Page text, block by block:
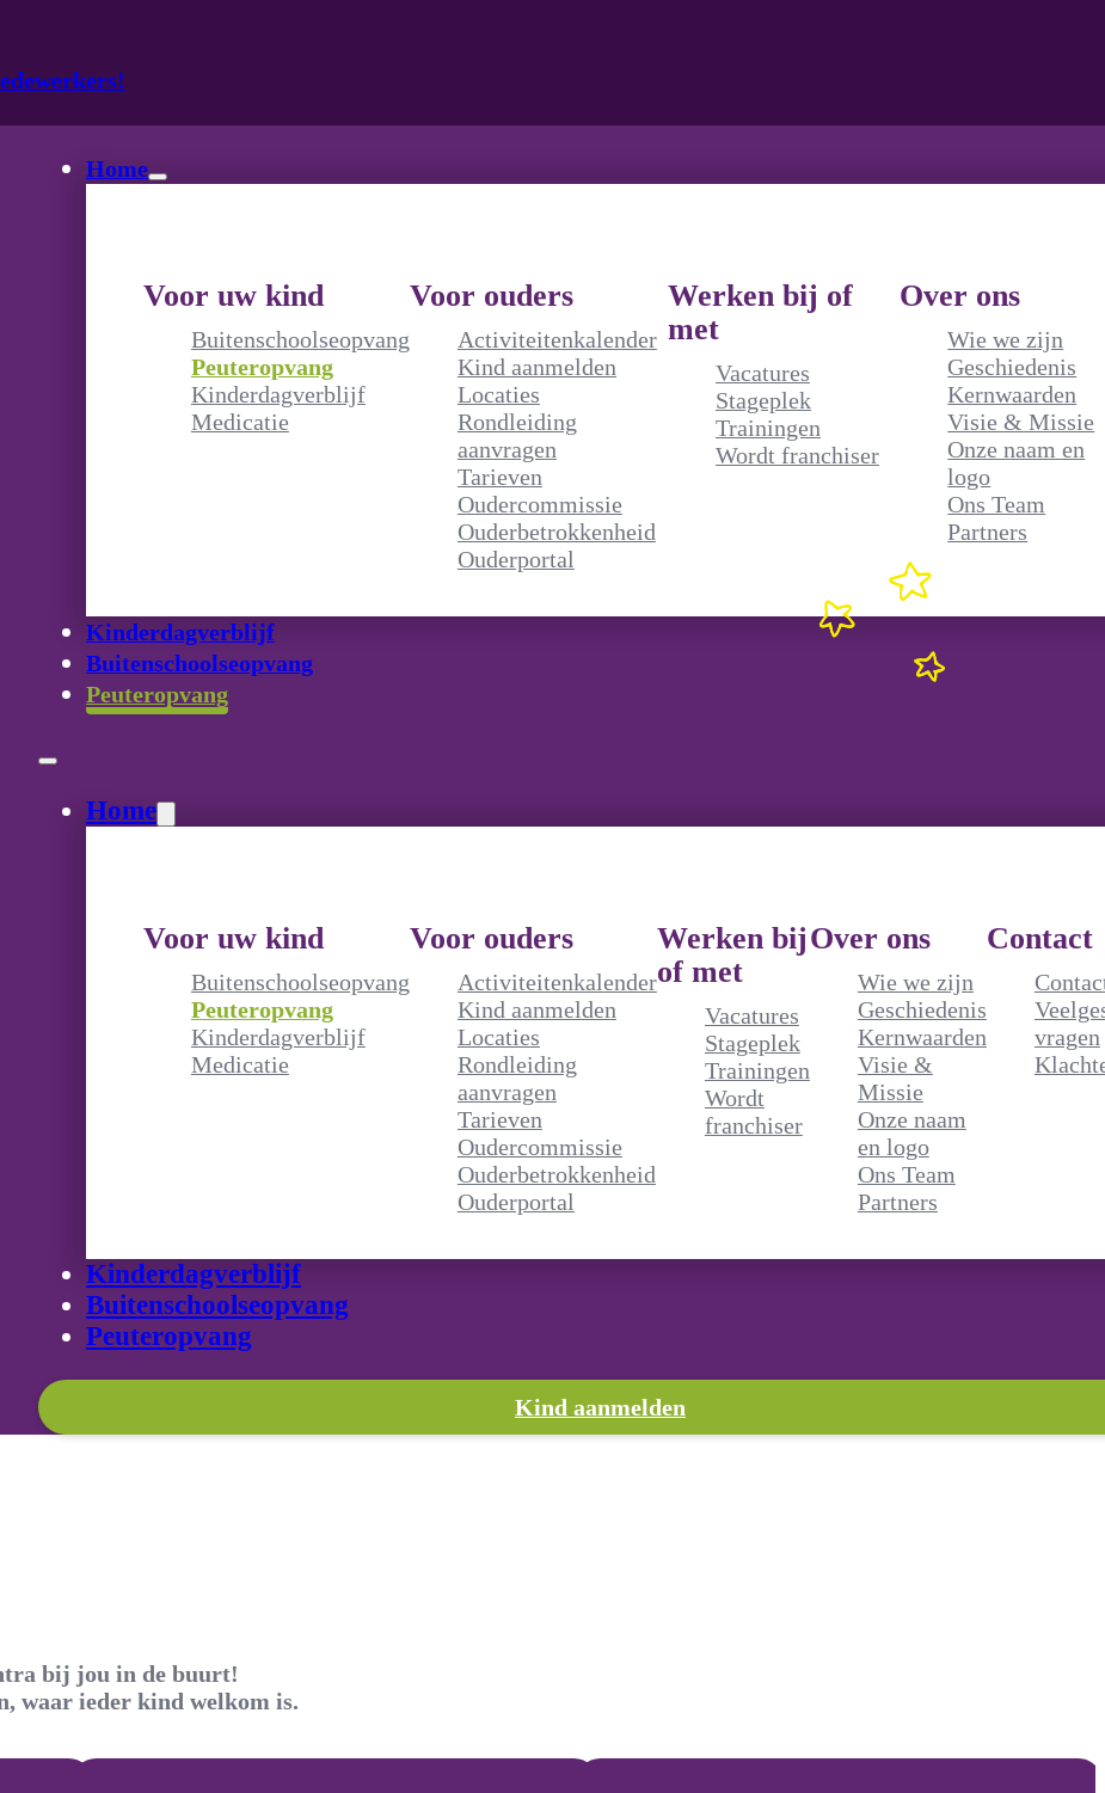
Home
Voor uw kind
Buitenschoolseopvang
Peuteropvang
Kinderdagverblijf
Medicatie
Voor ouders
Activiteitenkalender
Kind aanmelden
Locaties
Rondleiding
aanvragen
Tarieven
Oudercommissie
Ouderbetrokkenheid
Ouderportal
Werken bij of
met
Vacatures
Stageplek
Trainingen
Wordt franchiser
Over ons
Wie we zijn
Geschiedenis
Kernwaarden
Visie & Missie
Onze naam en
logo
Ons Team
Partners
Kinderdagverblijf
Buitenschoolseopvang
Peuteropvang
Home
Voor uw kind
Buitenschoolseopvang
Peuteropvang
Kinderdagverblijf
Medicatie
Voor ouders
Activiteitenkalender
Kind aanmelden
Locaties
Rondleiding
aanvragen
Tarieven
Oudercommissie
Ouderbetrokkenheid
Ouderportal
Werken bij
of met
Vacatures
Stageplek
Trainingen
Wordt
franchiser
Over ons
Wie we zijn
Geschiedenis
Kernwaarden
Visie &
Missie
Onze naam
en logo
Ons Team
Partners
Contact
vragen
Kinderdagverblijf
Buitenschoolseopvang
Peuteropvang
Kind aanmelden
Peuteropvang
kinderen van 2 tot 4
op de basisschool. Bij
bij jou in de buurt!
waar ieder kind welkom is.